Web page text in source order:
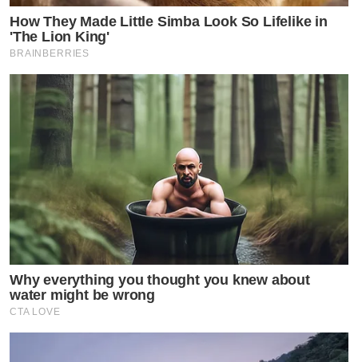
How They Made Little Simba Look So Lifelike in
'The Lion King'
BRAINBERRIES
Why everything you thought you knew about
water might be wrong
CTA LOVE